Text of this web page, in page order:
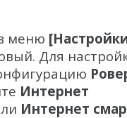
меню
Для
Интернет
Интернет